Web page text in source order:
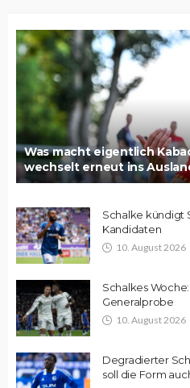
Was macht eigentlich
wechselt erneut ins
Schalke kündigt
Kandidaten
10. August 2026
Schalkes
Generalprobe
10. August 2026
Degradierter
soll die Form